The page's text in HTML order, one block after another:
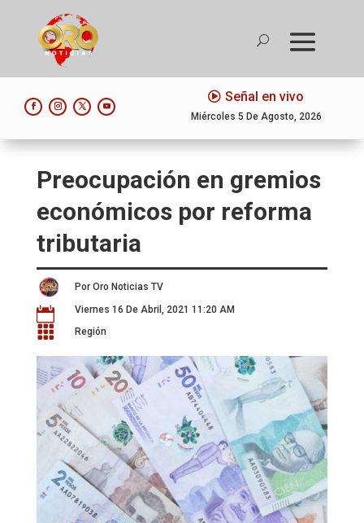
Señal en vivo
Miércoles 5 De Agosto, 2026
Preocupación en gremios
económicos por reforma
tributaria
Por Oro Noticias TV
 Viernes 16 De Abril, 2021 11:20 AM
 Región